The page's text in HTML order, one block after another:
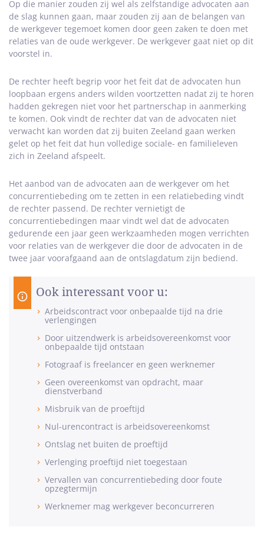
Op die manier zouden zij wel als zelfstandige advocaten aan
de slag kunnen gaan, maar zouden zij aan de belangen van
de werkgever tegemoet komen door geen zaken te doen met
relaties van de oude werkgever. De werkgever gaat niet op dit
voorstel in.
De rechter heeft begrip voor het feit dat de advocaten hun
loopbaan ergens anders wilden voortzetten nadat zij te horen
hadden gekregen niet voor het partnerschap in aanmerking
te komen. Ook vindt de rechter dat van de advocaten niet
verwacht kan worden dat zij buiten Zeeland gaan werken
gelet op het feit dat hun volledige sociale- en familieleven
zich in Zeeland afspeelt.
Het aanbod van de advocaten aan de werkgever om het
concurrentiebeding om te zetten in een relatiebeding vindt
de rechter passend. De rechter vernietigt de
concurrentiebedingen maar vindt wel dat de advocaten
gedurende een jaar geen werkzaamheden mogen verrichten
voor relaties van de werkgever die door de advocaten in de
twee jaar voorafgaand aan de ontslagdatum zijn bediend.
Ook interessant voor u:
Arbeidscontract voor onbepaalde tijd na drie
verlengingen
Door uitzendwerk is arbeidsovereenkomst voor
onbepaalde tijd ontstaan
Fotograaf is freelancer en geen werknemer
Geen overeenkomst van opdracht, maar
dienstverband
Misbruik van de proeftijd
Nul-urencontract is arbeidsovereenkomst
Ontslag net buiten de proeftijd
Verlenging proeftijd niet toegestaan
Vervallen van concurrentiebeding door foute
opzegtermijn
Werknemer mag werkgever beconcurreren